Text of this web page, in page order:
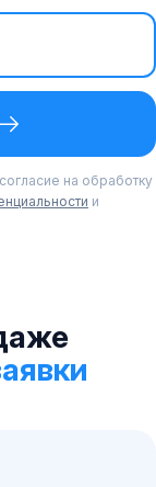
на обработку
и